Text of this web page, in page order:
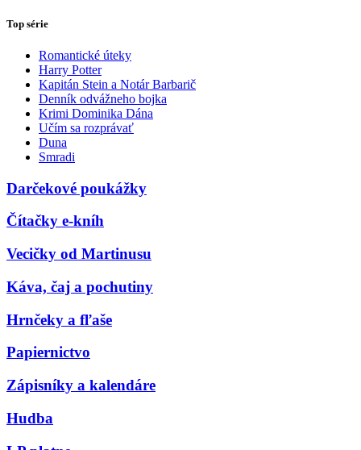
Top série
Romantické úteky
Harry Potter
Kapitán Stein a Notár Barbarič
Denník odvážneho bojka
Krimi Dominika Dána
Učím sa rozprávať
Duna
Smradi
Darčekové poukážky
Čítačky e-kníh
Vecičky od Martinusu
Káva, čaj a pochutiny
Hrnčeky a fľaše
Papiernictvo
Zápisníky a kalendáre
Hudba